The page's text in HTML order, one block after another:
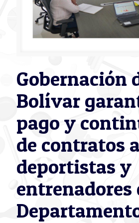
Gobernación
Bolívar
pago y
de contratos a
deportistas y
entrenadores